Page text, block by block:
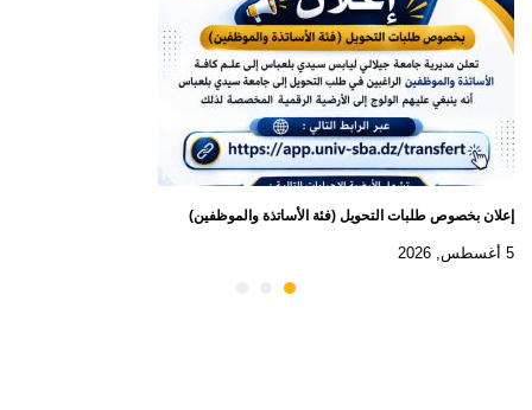
إعلان بخصوص طلبات التحويل (فئة الأساتذة والموظفين)
5 أغسطس, 2026